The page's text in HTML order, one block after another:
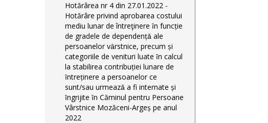
Hotărârea nr 4 din 27.01.2022 -
Hotărâre privind aprobarea costului
mediu lunar de întreţinere ȋn funcție
de gradele de dependențǎ ale
persoanelor vȃrstnice, precum și
categoriile de venituri luate ȋn calcul
la stabilirea contribuției lunare de
ȋntreținere a persoanelor ce
sunt/sau urmeazǎ a fi internate și
ȋngrijite ȋn Căminul pentru Persoane
Vârstnice Mozăceni-Argeș pe anul
2022